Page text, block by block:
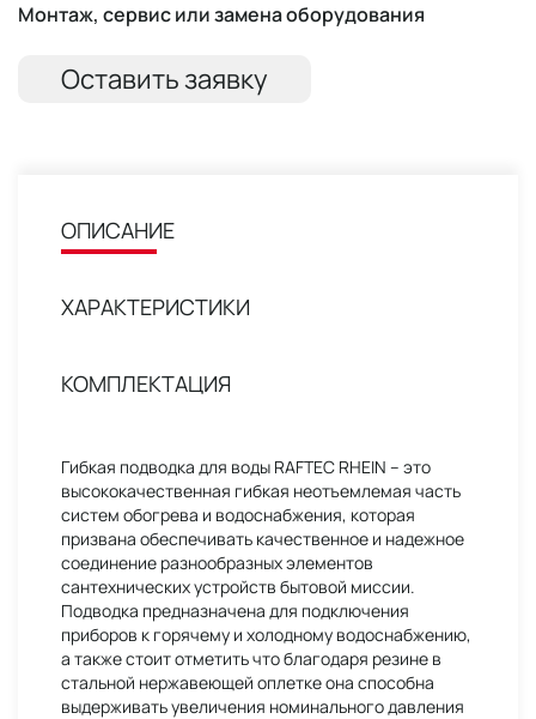
Монтаж, сервис или замена оборудования
Оставить заявку
ОПИСАНИЕ
ХАРАКТЕРИСТИКИ
КОМПЛЕКТАЦИЯ
Гибкая подводка для воды RAFTEC RHEIN – это
высококачественная гибкая неотъемлемая часть
систем обогрева и водоснабжения, которая
призвана обеспечивать качественное и надежное
соединение разнообразных элементов
сантехнических устройств бытовой миссии.
Подводка предназначена для подключения
приборов к горячему и холодному водоснабжению,
а также стоит отметить что благодаря резине в
стальной нержавеющей оплетке она способна
выдерживать увеличения номинального давления